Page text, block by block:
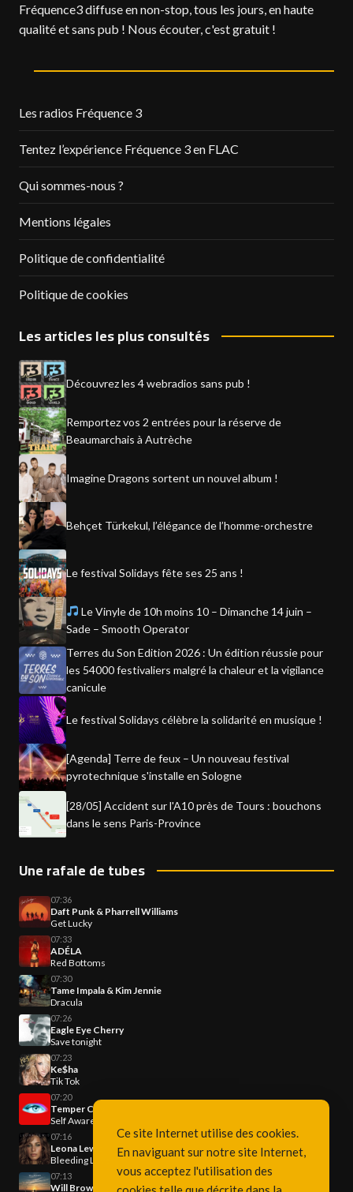
Fréquence3 diffuse en non-stop, tous les jours, en haute
qualité et sans pub ! Nous écouter, c'est gratuit !
Les radios Fréquence 3
Tentez l’expérience Fréquence 3 en FLAC
Qui sommes-nous ?
Mentions légales
Politique de confidentialité
Politique de cookies
Les articles les plus consultés
Découvrez les 4 webradios sans pub !
Remportez vos 2 entrées pour la réserve de
Beaumarchais à Autrèche
Imagine Dragons sortent un nouvel album !
Behçet Türkekul, l’élégance de l’homme-orchestre
Le festival Solidays fête ses 25 ans !
Le Vinyle de 10h moins 10 – Dimanche 14 juin –
Sade – Smooth Operator
Terres du Son Edition 2026 : Un édition réussie pour
les 54000 festivaliers malgré la chaleur et la vigilance
canicule
Le festival Solidays célèbre la solidarité en musique !
[Agenda] Terre de feux – Un nouveau festival
pyrotechnique s'installe en Sologne
[28/05] Accident sur l'A10 près de Tours : bouchons
dans le sens Paris-Province
Une rafale de tubes
07:36
Daft Punk & Pharrell Williams
Get Lucky
07:33
ADÉLA
Red Bottoms
07:30
Tame Impala & Kim Jennie
Dracula
07:26
Eagle Eye Cherry
Save tonight
07:23
Ke$ha
Tik Tok
07:20
Temper City
Self Aware
07:16
Leona Lewis
Bleeding Love
07:13
Will Brown
Ce site Internet utilise des cookies.
En naviguant sur notre site Internet,
vous acceptez l'utilisation des